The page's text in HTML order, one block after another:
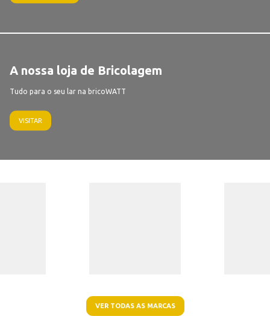
A nossa loja de Bricolagem
Tudo para o seu lar na bricoWATT
VISITAR
VER TODAS AS MARCAS